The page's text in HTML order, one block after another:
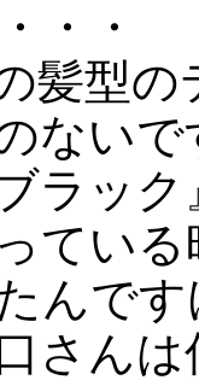
・・
髪型の
ない
ラッ
てい
んで
さん